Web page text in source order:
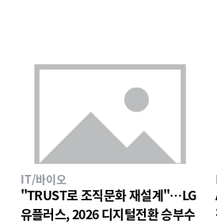
IT/바이오
"TRUST로 조직문화 재설계"…LG
유플러스, 2026 디지털전환 승부수